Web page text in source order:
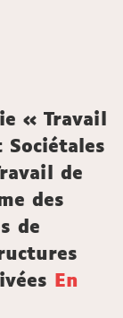
« Travail
Sociétales
de
des
de
En